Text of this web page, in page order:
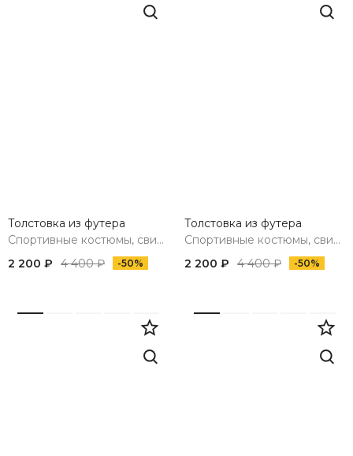
Толстовка из футера
Спортивные костюмы, свитшоты, худи, брюки
2 200 ₽
4 400 ₽ -50%
Толстовка из футера
Спортивные костюмы, свитшоты, худи, брюки
2 200 ₽
4 400 ₽ -50%